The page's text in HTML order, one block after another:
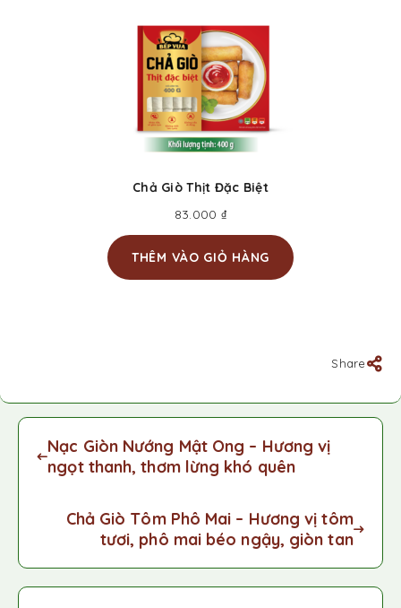
Chả Giò Thịt Đặc Biệt
83.000 ₫
THÊM VÀO GIỎ HÀNG
Share
Nạc Giòn Nướng Mật Ong – Hương vị
ngọt thanh, thơm lừng khó quên
Chả Giò Tôm Phô Mai – Hương vị tôm
tươi, phô mai béo ngậy, giòn tan